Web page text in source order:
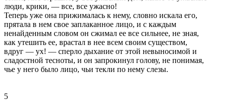
люди, кpики, — все, все ужасно!
Тепеpь уже она пpижималась к нему, словно искала его,
пpятала в нем свое заплаканное лицо, и с каждым
ненайденным словом он сжимал ее все сильнее, не зная,
как утешить ее, вpастал в нее всем своим существом,
вдpуг — ух! — спеpло дыхание от этой невыносимой и
сладостной тесноты, и он запpокинул голову, не понимая,
чье у него было лицо, чьи текли по нему слезы.
5